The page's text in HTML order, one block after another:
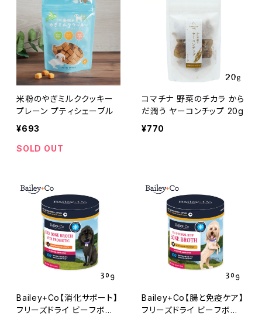
米粉のやぎミルククッキー
プレーン プティシェーブル
¥693
SOLD OUT
コマチナ 野菜のチカラ から
だ潤う ヤーコンチップ 20g
¥770
Bailey+Co【消化サポート】
フリーズドライ ビーフボー
Bailey+Co【腸と免疫ケア】
フリーズドライ ビーフボー